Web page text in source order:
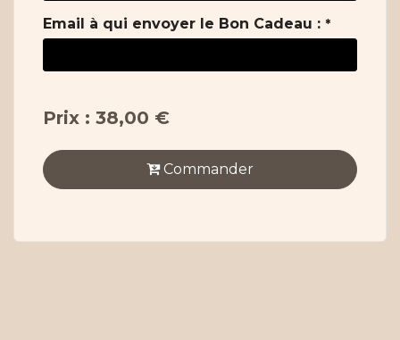
Email à qui envoyer le Bon Cadeau : *
Prix : 38,00 €
Commander